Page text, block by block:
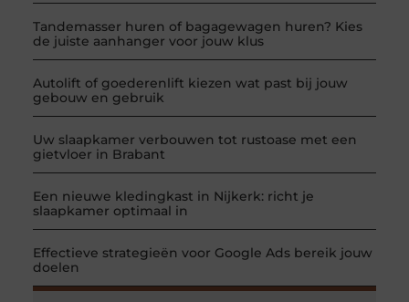
Tandemasser huren of bagagewagen huren? Kies
de juiste aanhanger voor jouw klus
Autolift of goederenlift kiezen wat past bij jouw
gebouw en gebruik
Uw slaapkamer verbouwen tot rustoase met een
gietvloer in Brabant
Een nieuwe kledingkast in Nijkerk: richt je
slaapkamer optimaal in
Effectieve strategieën voor Google Ads bereik jouw
doelen